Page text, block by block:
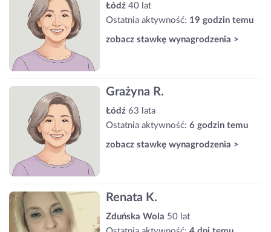
Łódź 40 lat
Ostatnia aktywność: 19 godzin temu
zobacz stawkę wynagrodzenia >
Grażyna R.
Łódź 63 lata
Ostatnia aktywność: 6 godzin temu
zobacz stawkę wynagrodzenia >
Renata K.
Zduńska Wola 50 lat